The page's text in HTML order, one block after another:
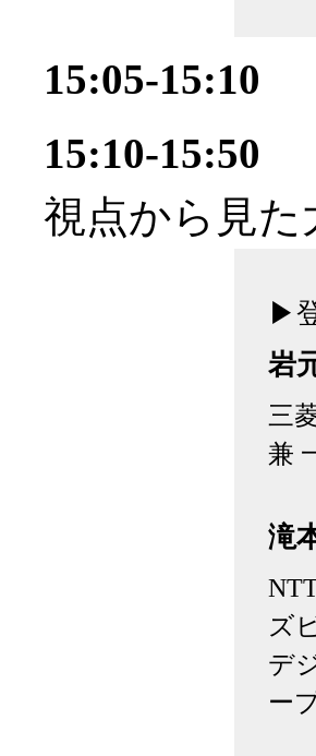
15:05-15:10
15:10-15:50
視点から見
▶
岩
三
兼
滝
ズ
デ
ー